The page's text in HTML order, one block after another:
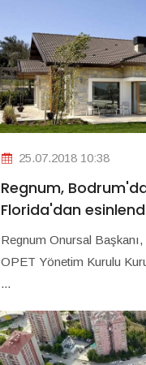
25.07.2018 10:38
Regnum,
Florida'dan
Regnum Onursal
OPET Yönetim Kurulu
...